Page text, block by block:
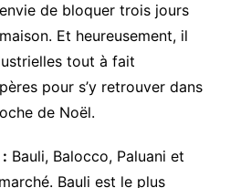
de bloquer trois jours
Et heureusement, il
tout à fait
pour s’y retrouver dans
de Noël.
Bauli, Balocco, Paluani et
Bauli est le plus